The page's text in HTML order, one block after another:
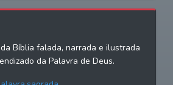
Bíblia falada, narrada e ilustrada
da Palavra de Deus.